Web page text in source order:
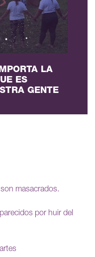
LA
ES
GENTE
masacrados.
por huir del